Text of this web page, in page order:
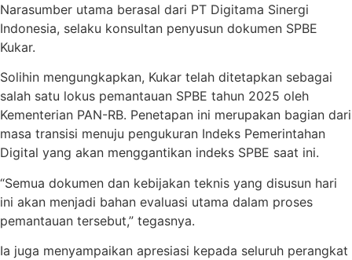
Narasumber utama berasal dari PT Digitama Sinergi
Indonesia, selaku konsultan penyusun dokumen SPBE
Kukar.
Solihin mengungkapkan, Kukar telah ditetapkan sebagai
salah satu lokus pemantauan SPBE tahun 2025 oleh
Kementerian PAN-RB. Penetapan ini merupakan bagian dari
masa transisi menuju pengukuran Indeks Pemerintahan
Digital yang akan menggantikan indeks SPBE saat ini.
“Semua dokumen dan kebijakan teknis yang disusun hari
ini akan menjadi bahan evaluasi utama dalam proses
pemantauan tersebut,” tegasnya.
Ia juga menyampaikan apresiasi kepada seluruh perangkat